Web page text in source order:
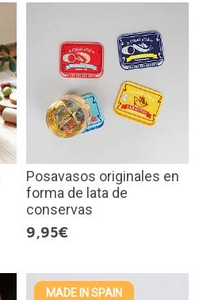
Posavasos originales en
forma de lata de
conservas
9,95€
MADE IN SPAIN